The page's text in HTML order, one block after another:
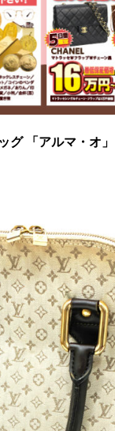
グ 「アルマ・オ」